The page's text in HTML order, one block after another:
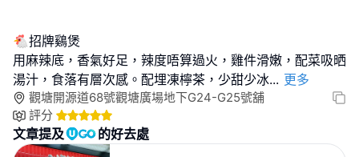
🐔招牌鷄煲
用麻辣底，香氣好足，辣度唔算過火，雞件滑嫩，配菜吸晒
湯汁，食落有層次感。配埋凍檸茶，少甜少冰... 更多
觀塘開源道68號觀塘廣場地下G24-G25號舖
評分
文章提及 的好去處